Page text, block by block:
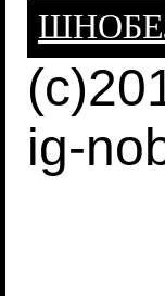
ig-